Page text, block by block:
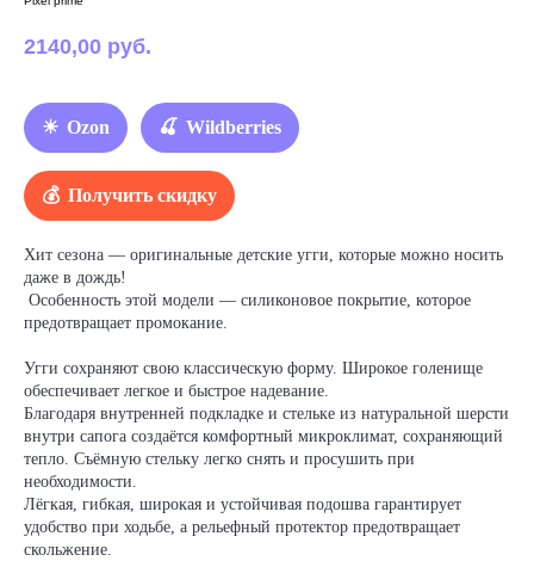
2140,00 руб.
Ozon Wildberries
Получить скидку
Хит сезона — оригинальные детские угги, которые можно носить
даже в дождь!
Особенность этой модели — силиконовое покрытие, которое
предотвращает промокание.
Угги сохраняют свою классическую форму. Широкое голенище
обеспечивает легкое и быстрое надевание.
Благодаря внутренней подкладке и стельке из натуральной шерсти
внутри сапога создаётся комфортный микроклимат, сохраняющий
тепло. Съёмную стельку легко снять и просушить при
необходимости.
Лёгкая, гибкая, широкая и устойчивая подошва гарантирует
удобство при ходьбе, а рельефный протектор предотвращает
скольжение.